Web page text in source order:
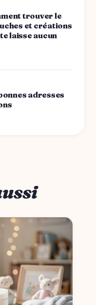
trouver le
et créations
laisse aucun
adresses